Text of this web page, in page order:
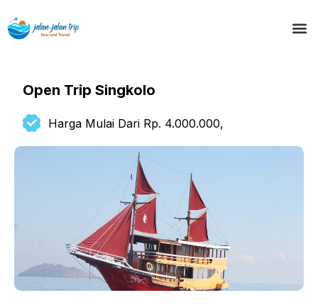
Open Trip Singkolo
Harga Mulai Dari Rp. 4.000.000,